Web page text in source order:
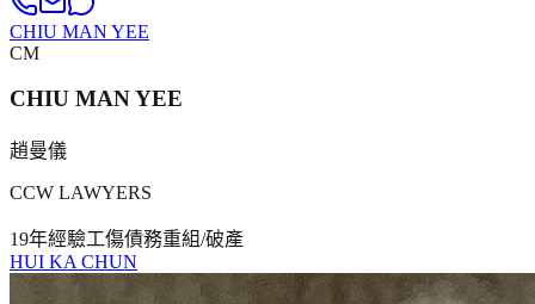
CHIU MAN YEE
CM
CHIU MAN YEE
趙曼儀
CCW LAWYERS
19年經驗工傷債務重組/破產
HUI KA CHUN